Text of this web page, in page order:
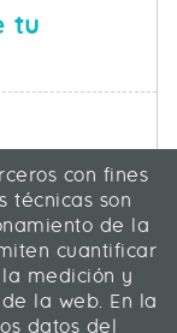
tu
REPUTACIÓN
SL
Legal
con fines
técnicas son
de la
cuantificar
medición y
la web. En la
datos del